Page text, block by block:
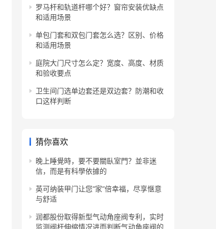
罗马杆和轨道杆哪个好？窗帘安装优缺点
和适用场景
单包门套和双包门套怎么选？区别、价格
和适用场景
庭院大门尺寸怎么定？宽度、高度、材质
和验收要点
卫生间门选单边套还是双边套？防潮和收
口这样判断
猜你喜欢
晚上睡覺時，要不要關臥室門？並非迷
信，而是有科學依據的
英可纳装甲门让您“家”倍幸福，尽享惬意
与舒适
润都股份取得新型气动角座阀专利，实时
监测阀杆伸缩情况进而判断气动角座阀的